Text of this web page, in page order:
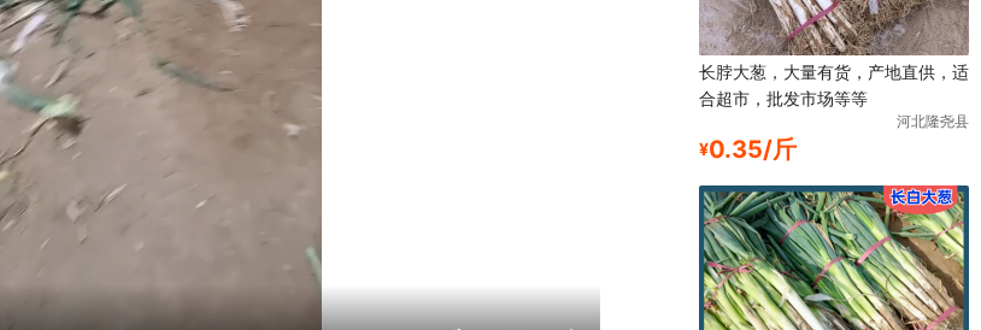
长脖大葱，大量有货，产地直供，适
合超市，批发市场等等
河北隆尧县
¥0.35/斤